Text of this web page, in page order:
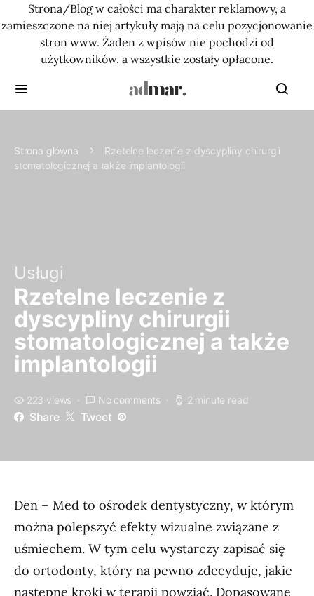
Strona/Blog w całości ma charakter reklamowy, a
zamieszczone na niej artykuły mają na celu pozycjonowanie
stron www. Żaden z wpisów nie pochodzi od
użytkowników, a wszystkie zostały opłacone.
Strona główna
Rzetelne leczenie z dyscypliny chirurgii
stomatologicznej a także implantologii
Usługi
Rzetelne leczenie z
dyscypliny chirurgii
stomatologicznej a także
implantologii
223 views No comments 2 minute read
Share Tweet
Den – Med to ośrodek dentystyczny, w którym
można polepszyć efekty wizualne związane z
uśmiechem. W tym celu wystarczy zapisać się
do ortodonty, który na pewno zdecyduje, jakie
następne kroki w terapii powziąć. Dopasowane